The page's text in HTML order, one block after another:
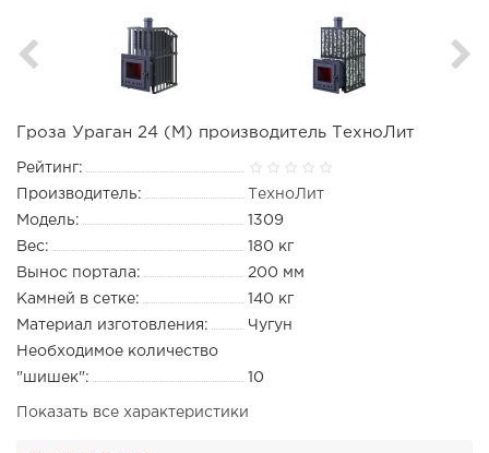
Гроза Ураган 24 (М) производитель ТехноЛит
Рейтинг:
Производитель:
ТехноЛит
Модель:
1309
Вес:
180 кг
Вынос портала:
200 мм
Камней в сетке:
140 кг
Материал изготовления:
Чугун
Необходимое количество
"шишек":
10
Показать все характеристики